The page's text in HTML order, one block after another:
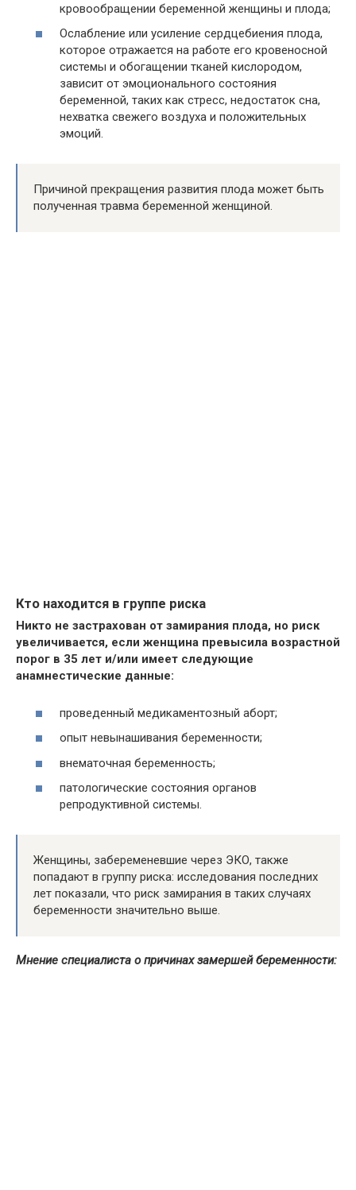
кровообращении беременной женщины и плода;
Ослабление или усиление сердцебиения плода,
которое отражается на работе его кровеносной
системы и обогащении тканей кислородом,
зависит от эмоционального состояния
беременной, таких как стресс, недостаток сна,
нехватка свежего воздуха и положительных
эмоций.
Причиной прекращения развития плода может быть
полученная травма беременной женщиной.
Кто находится в группе риска
Никто не застрахован от замирания плода, но риск
увеличивается, если женщина превысила возрастной
порог в 35 лет и/или имеет следующие
анамнестические данные:
проведенный медикаментозный аборт;
опыт невынашивания беременности;
внематочная беременность;
патологические состояния органов
репродуктивной системы.
Женщины, забеременевшие через ЭКО, также
попадают в группу риска: исследования последних
лет показали, что риск замирания в таких случаях
беременности значительно выше.
Мнение специалиста о причинах замершей беременности: